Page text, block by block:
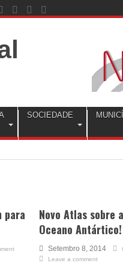
SOCIEDADE
para
Novo Atlas sobre
Oceano Antártico!
Setembro 8, 2014
Leave a comment